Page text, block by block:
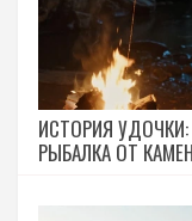
ИСТОРИЯ УДОЧКИ:
РЫБАЛКА ОТ